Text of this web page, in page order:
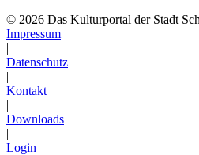
© 2026 Das Kulturportal der Stadt
Impressum
|
Datenschutz
|
Kontakt
|
Downloads
|
Login